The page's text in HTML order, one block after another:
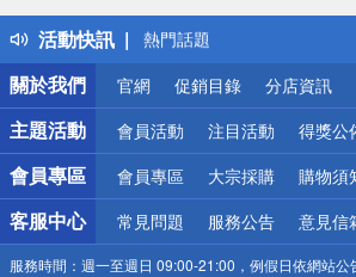
活動快訊
得獎公告
熱門話題
銀行優惠
偏遠地區配送
詐騙網頁！請小心！
關於我們
官網 促銷目錄 分店資訊
主題活動 會員活動 注目活動 得獎公
會員專區 會員專區 大宗採購 購物須
客服中心 常見問題 服務公告 意見信
服務時間： 週一至週日 09:00-21:00，例假日依網站公